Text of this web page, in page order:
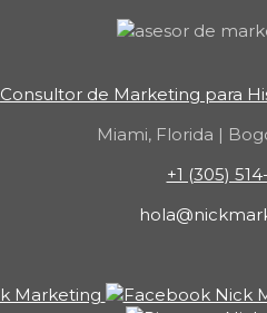
Consultor de Marketing para
Miami, Florida |
+1 (305)